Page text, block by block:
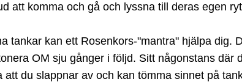
att komma och gå och lyssna till deras egen
tankar kan ett Rosenkors-"mantra" hjälpa dig.
OM sju gånger i följd. Sitt någonstans
du slappnar av och kan tömma sinnet på